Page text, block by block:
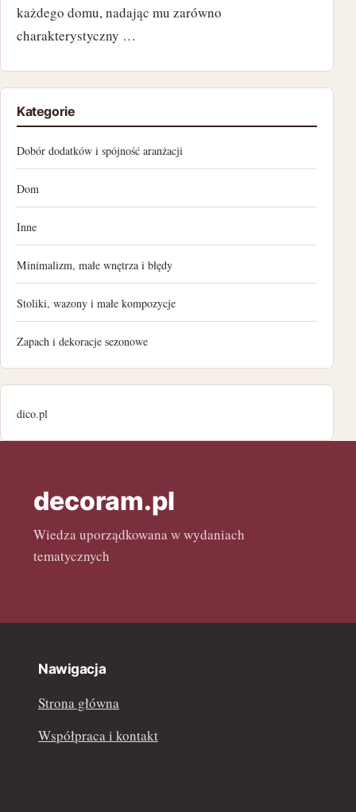
marzec 2023
styczeń 2023
grudzień 2022
czerwiec 2022
luty 2022
każdego domu, nadając mu zarówno
charakterystyczny …
Kategorie
Dobór dodatków i spójność aranżacji
Dom
Inne
Minimalizm, małe wnętrza i błędy
Stoliki, wazony i małe kompozycje
Zapach i dekoracje sezonowe
dico.pl
decoram.pl
Wiedza uporządkowana w wydaniach
tematycznych
Nawigacja
Strona główna
Współpraca i kontakt